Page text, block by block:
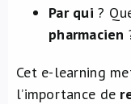
Par qui ?
pharmacien
Cet e-learning
l’importance de